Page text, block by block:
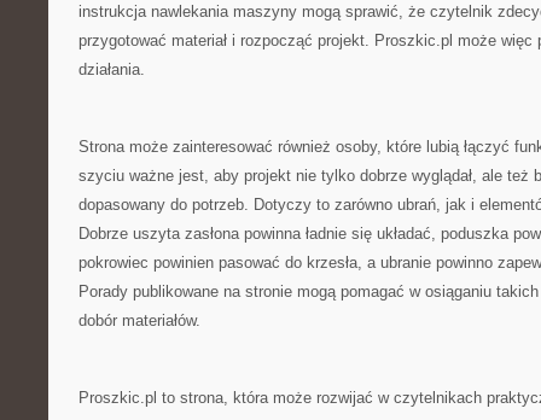
instrukcja nawlekania maszyny mogą sprawić, że czytelnik
przygotować materiał i rozpocząć projekt. Proszkic.pl może więc
działania.
Strona może zainteresować również osoby, które lubią łączyć
szyciu ważne jest, aby projekt nie tylko dobrze wyglądał, ale też
dopasowany do potrzeb. Dotyczy to zarówno ubrań, jak i
Dobrze uszyta zasłona powinna ładnie się układać, poduszka
pokrowiec powinien pasować do krzesła, a ubranie powinno
Porady publikowane na stronie mogą pomagać w osiąganiu
dobór materiałów.
Proszkic.pl to strona, która może rozwijać w czytelnikach